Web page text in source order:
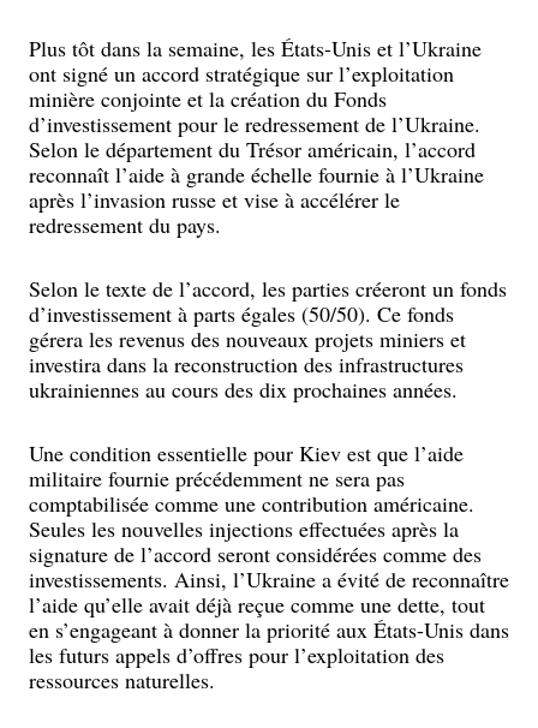
Plus tôt dans la semaine, les États-Unis et l’Ukraine
ont signé un accord stratégique sur l’exploitation
minière conjointe et la création du Fonds
d’investissement pour le redressement de l’Ukraine.
Selon le département du Trésor américain, l’accord
reconnaît l’aide à grande échelle fournie à l’Ukraine
après l’invasion russe et vise à accélérer le
redressement du pays.
Selon le texte de l’accord, les parties créeront un fonds
d’investissement à parts égales (50/50). Ce fonds
gérera les revenus des nouveaux projets miniers et
investira dans la reconstruction des infrastructures
ukrainiennes au cours des dix prochaines années.
Une condition essentielle pour Kiev est que l’aide
militaire fournie précédemment ne sera pas
comptabilisée comme une contribution américaine.
Seules les nouvelles injections effectuées après la
signature de l’accord seront considérées comme des
investissements. Ainsi, l’Ukraine a évité de reconnaître
l’aide qu’elle avait déjà reçue comme une dette, tout
en s’engageant à donner la priorité aux États-Unis dans
les futurs appels d’offres pour l’exploitation des
ressources naturelles.